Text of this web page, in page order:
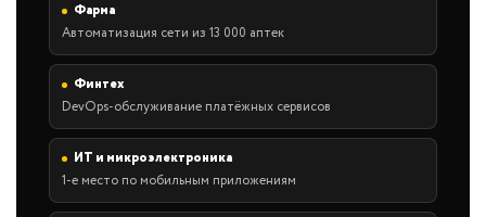
Фарма
Автоматизация сети из 13 000 аптек
Финтех
DevOps-обслуживание платёжных сервисов
ИТ и микроэлектроника
1-е место по мобильным приложениям